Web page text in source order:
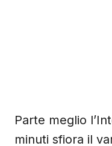
Parte meglio
minuti sfiora il